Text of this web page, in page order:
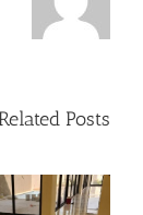
Related Posts